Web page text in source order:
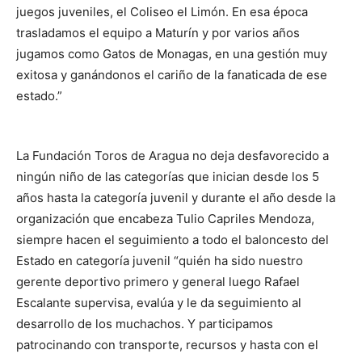
juegos juveniles, el Coliseo el Limón. En esa época
trasladamos el equipo a Maturín y por varios años
jugamos como Gatos de Monagas, en una gestión muy
exitosa y ganándonos el cariño de la fanaticada de ese
estado.”
La Fundación Toros de Aragua no deja desfavorecido a
ningún niño de las categorías que inician desde los 5
años hasta la categoría juvenil y durante el año desde la
organización que encabeza Tulio Capriles Mendoza,
siempre hacen el seguimiento a todo el baloncesto del
Estado en categoría juvenil “quién ha sido nuestro
gerente deportivo primero y general luego Rafael
Escalante supervisa, evalúa y le da seguimiento al
desarrollo de los muchachos. Y participamos
patrocinando con transporte, recursos y hasta con el